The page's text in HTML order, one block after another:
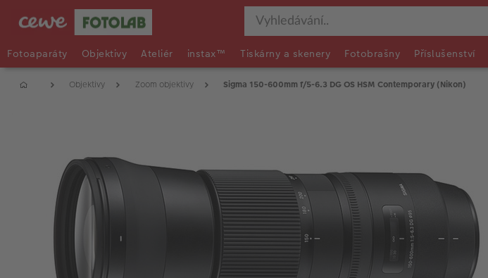
Fotoaparáty Objektivy Ateliér instax™ Tiskárny a skenery Fotobrašny Příslušenství
Objektivy Zoom objektivy Sigma 150-600mm f/5-6.3 DG OS HSM Contemporary (Nikon)